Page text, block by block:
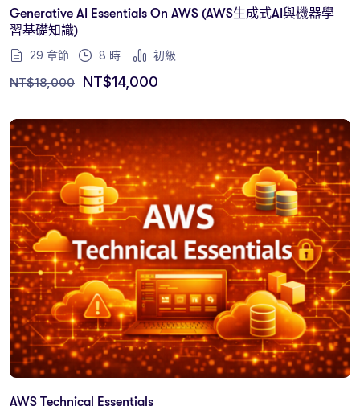
Generative AI Essentials On AWS (AWS生成式AI與機器學
習基礎知識)
29 章節 8 時 初級
NT$18,000 NT$14,000
AWS Technical Essentials